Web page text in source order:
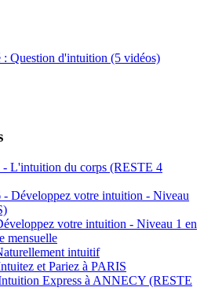
Question d'intuition (5 vidéos)
- L'intuition du corps (RESTE 4
- Développez votre intuition - Niveau
votre intuition - Niveau 1 en
mensuelle
intuitif
et Pariez à PARIS
Express à ANNECY (RESTE